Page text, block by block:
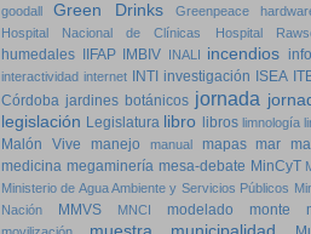
goodall
Green Drinks Greenpeace
Hospital Nacional de Clínicas Hospital
humedales
IIFAP IMBIV INALI incendios
interactividad internet INTI investigación ISEA
Córdoba jardines botánicos jornada
legislación Legislatura libro libros limnología
Malón Vive manejo manual mapas mar
medicina megaminería mesa-debate MinCyT
Ministerio de Agua Ambiente y Servicios Públicos
Nación
MMVS MNCI modelado monte